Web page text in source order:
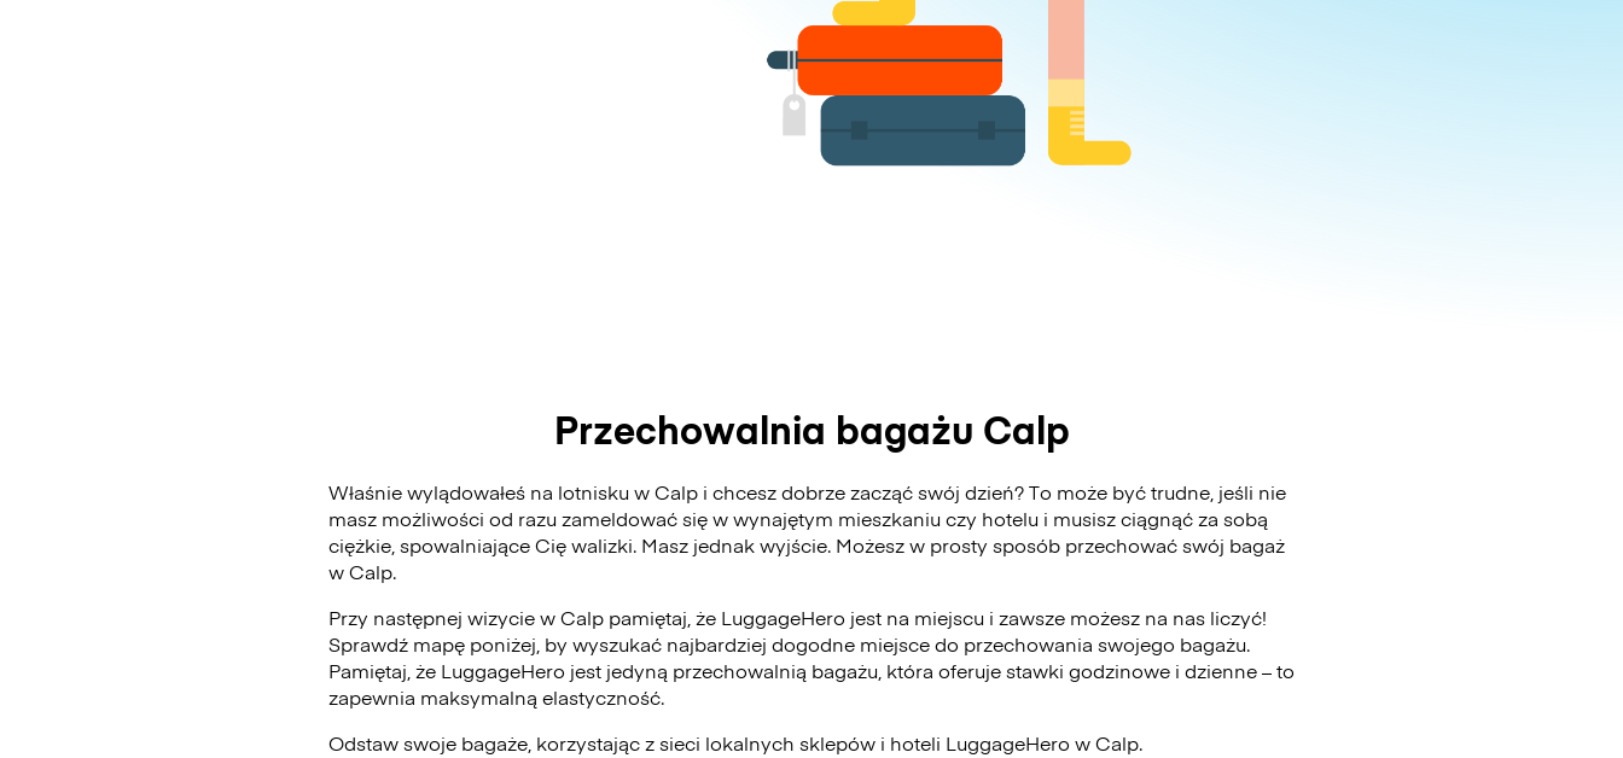
Przechowalnia bagażu Calp
Właśnie wylądowałeś na lotnisku w Calp i chcesz dobrze zacząć swój dzień? To może być trudne, jeśli nie
masz możliwości od razu zameldować się w wynajętym mieszkaniu czy hotelu i musisz ciągnąć za sobą
ciężkie, spowalniające Cię walizki. Masz jednak wyjście. Możesz w prosty sposób przechować swój bagaż
w Calp.
Przy następnej wizycie w Calp pamiętaj, że LuggageHero jest na miejscu i zawsze możesz na nas liczyć!
Sprawdź mapę poniżej, by wyszukać najbardziej dogodne miejsce do przechowania swojego bagażu.
Pamiętaj, że LuggageHero jest jedyną przechowalnią bagażu, która oferuje stawki godzinowe i dzienne – to
zapewnia maksymalną elastyczność.
Odstaw swoje bagaże, korzystając z sieci lokalnych sklepów i hoteli LuggageHero w Calp.